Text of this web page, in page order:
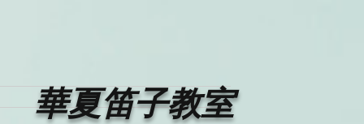
華夏笛子教室